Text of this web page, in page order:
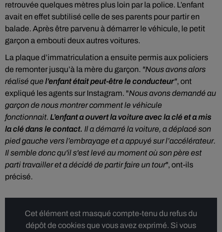
retrouvée quelques mètres plus loin par la police. L’enfant
avait en effet subtilisé celle de ses parents pour partir en
balade. Après être parvenu à démarrer le véhicule, le petit
garçon a embouti deux autres voitures.
La plaque d’immatriculation a ensuite permis aux policiers
de remonter jusqu’à la mère du garçon. "Nous avons alors
réalisé quel’enfant était peut-être le conducteur", ont
expliqué les agents sur Instagram. "Nous avons demandé au
garçon de nous montrer comment le véhicule
fonctionnait. L’enfant a ouvert la voiture avec la clé et a mis
la clé dans le contact. Il a démarré la voiture, a déplacé son
pied gauche vers l’embrayage et a appuyé sur l’accélérateur.
Il semble donc qu'il s'est levé au moment où son père est
parti travailler et a décidé de partir faire un tour", ont-ils
précisé.
Cet élément est masqué compte-tenu du refus du
dépôt de cookies que vous avez exprimé. Si vous